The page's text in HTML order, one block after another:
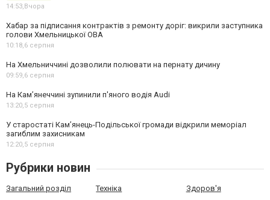
14:53, Вчора
Хабар за підписання контрактів з ремонту доріг: викрили заступника
голови Хмельницької ОВА
10:18,6 серпня
На Хмельниччині дозволили полювати на пернату дичину
09:59,6 серпня
На Камʼянеччині зупинили п'яного водія Audi
13:20,5 серпня
У старостаті Кам’янець-Подільської громади відкрили меморіал
загиблим захисникам
12:20,5 серпня
Рубрики новин
Загальний розділ Техніка Здоров'я